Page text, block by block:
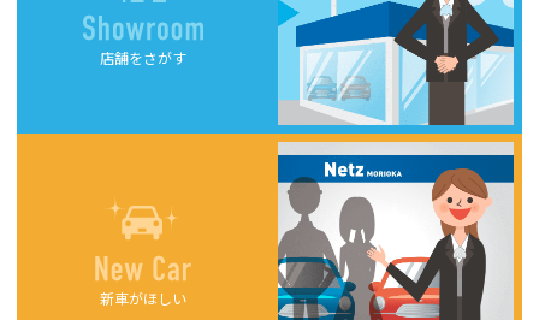
店舗をさがす
新車がほしい